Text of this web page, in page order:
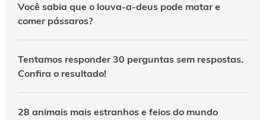
Você sabia que o louva-a-deus pode matar e
comer pássaros?
Tentamos responder 30 perguntas sem respostas.
Confira o resultado!
28 animais mais estranhos e feios do mundo